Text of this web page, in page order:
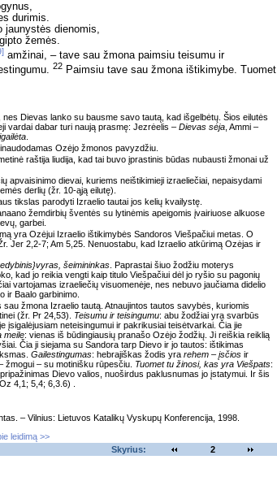
durimis.
jaunystės dienomis,
žemės.
amžinai, – tave sau žmona paimsiu teisumu ir
22 Paimsiu tave sau žmona ištikimybe. Tuomet
Dievas lanko su bausme savo tautą, kad išgelbėtų. Šios eilutės
vardai dabar turi naują prasmę: Jezrėelis – Dievas sėja , Ammi –
Ozėjo žmonos pavyzdžiu.
raštija liudija, kad tai buvo įprastinis būdas nubausti žmonai už
apvaisinimo dievai, kuriems neištikimieji izraeliečiai, nepaisydami
derlių (žr. 10-ąją eilutę).
tikslas parodyti Izraelio tautai jos kelių kvailystę.
žemdirbių šventės su lytinėmis apeigomis įvairiuose alkuose
garbei.
yra Ozėjui Izraelio ištikimybės Sandoros Viešpačiui metas. O
Jer 2,2-7; Am 5,25. Nenuostabu, kad Izraelio atkūrimą Ozėjas ir
šeimininkas . Paprastai šiuo žodžiu moterys
kad jo reikia vengti kaip titulo Viešpačiui dėl jo ryšio su pagonių
vartojamas izraeliečių visuomenėje, nes nebuvo jaučiama didelio
ir Baalo garbinimo.
žmona Izraelio tautą. Atnaujintos tautos savybės, kuriomis
(žr. Pr 24,53). Teisumu ir teisingumu: abu žodžiai yra svarbūs
įsigalėjusiam neteisingumui ir pakrikusiai teisėtvarkai. Čia jie
meile: vienas iš būdingiausių pranašo Ozėjo žodžių. Ji reiškia reiklią
Čia ji siejama su Sandora tarp Dievo ir jo tautos: ištikimas
Gailestingumas: hebrajiškas žodis yra rehem – įsčios ir
žmogui – su motinišku rūpesčiu. Tuomet tu žinosi, kas yra Viešpats:
Dievo valios, nuoširdus paklusnumas jo įstatymui. Ir šis
4,1; 5,4; 6,3.6) .
– Vilnius: Lietuvos Katalikų Vyskupų Konferencija, 1998.
leidimą >>
Skyrius: 2